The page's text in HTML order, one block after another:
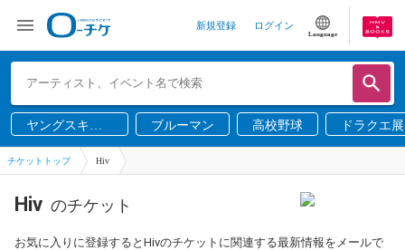
新規登録 ログイン
Language
ヤングスキニ
ー
ブルーマン 高校野球 ドラクエ展
チケットトップ Hiv
Hiv のチケット
お気に入りに登録するとHivのチケットに関連する最新情報をメールで